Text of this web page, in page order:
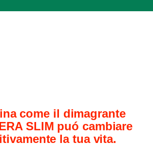
come il dimagrante
SLIM puó cambiare
la tua vita.